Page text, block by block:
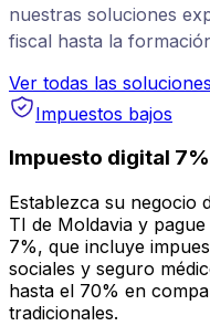
nuestras soluciones
fiscal hasta la
Ver todas las soluciones
Impuestos bajos
Impuesto digital 7%
Establezca su negocio
TI de Moldavia y
7%, que incluye
sociales y seguro
hasta el 70% en
tradicionales.